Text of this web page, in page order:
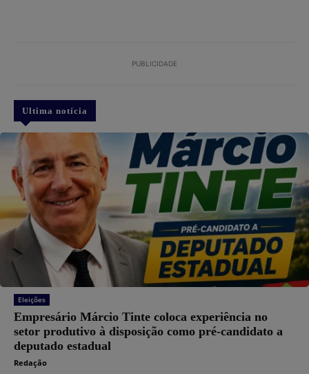
PUBLICIDADE
Ultima notícia
Eleições
Empresário Márcio Tinte coloca experiência no
setor produtivo à disposição como pré-candidato a
deputado estadual
Redação